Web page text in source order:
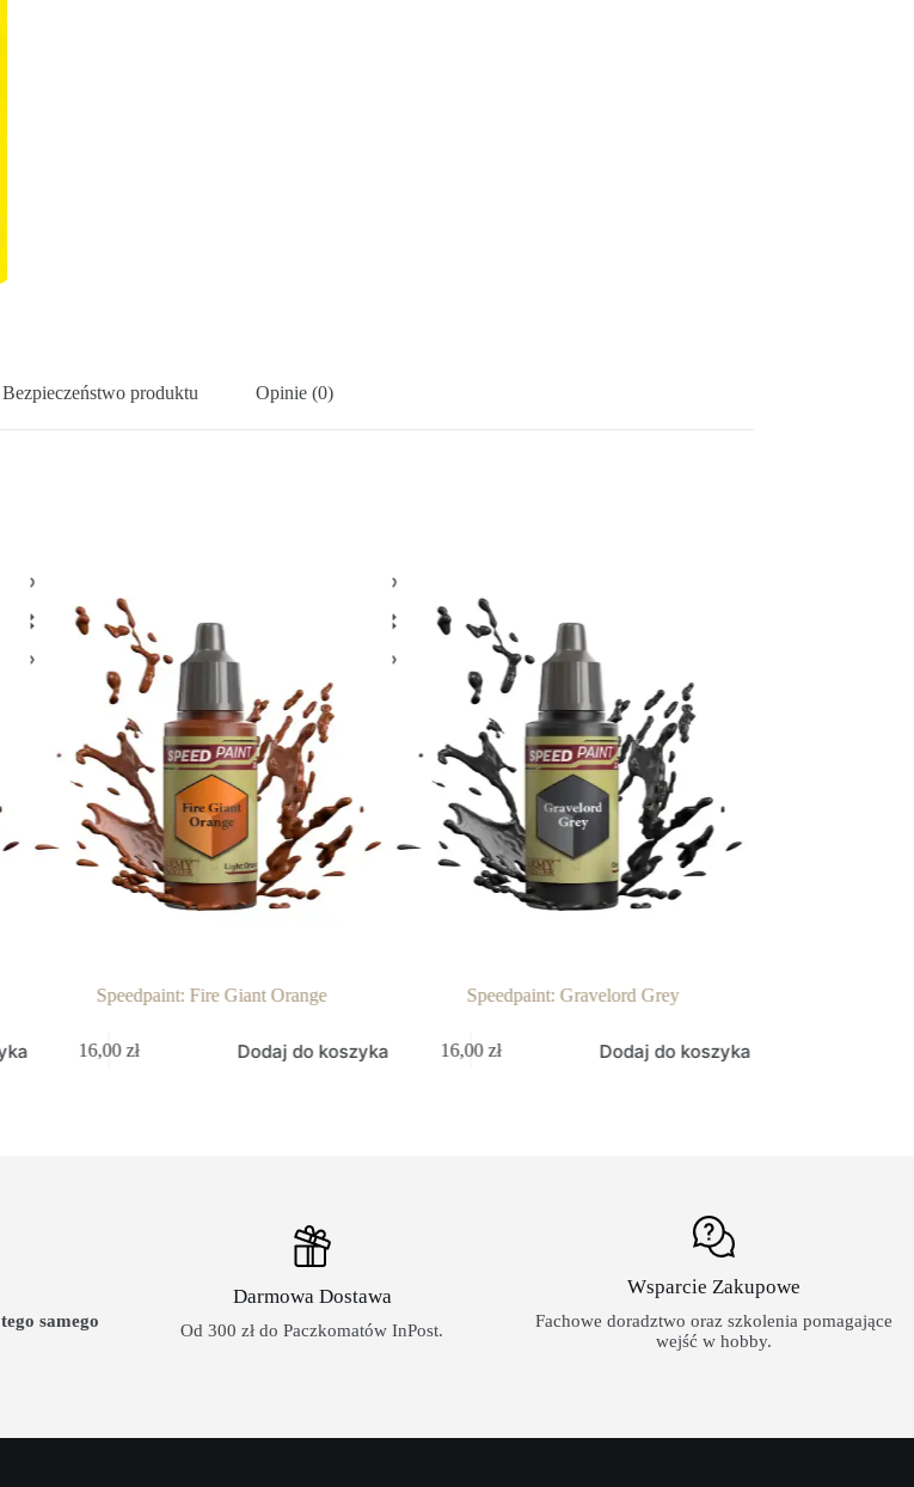
Bezpieczeństwo produktu Opinie (0)
Speedpaint: Fire Giant Orange
16,00 zł Dodaj do koszyka
Speedpaint: Gravelord Grey
16,00 zł Dodaj do koszyka 16,00
tego samego
Darmowa Dostawa
Od 300 zł do Paczkomatów InPost.
Wsparcie Zakupowe
Fachowe doradztwo oraz szkolenia pomagające
wejść w hobby.